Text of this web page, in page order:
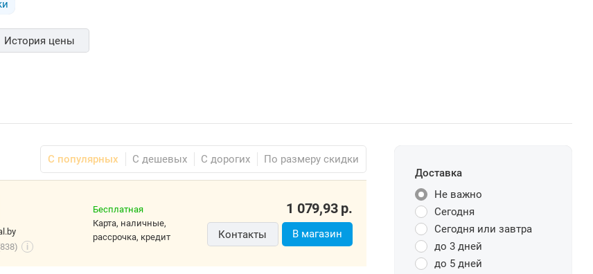
История цены
С популярных С дешевых С дорогих По размеру скидки
Бесплатная
1 079,93р.
Контакты
Доставка
Не важно
Сегодня
Сегодня или завтра
до 3 дней
до 5 дней